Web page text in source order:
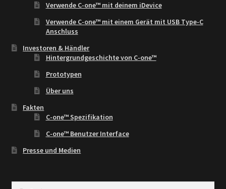
Verwende C-one™ mit deinem iDevice
Verwende C-one™ mit einem Gerät mit USB Type-C
Anschluss
Investoren & Händler
Hintergrundgeschichte von C-one™
Prototypen
Über uns
Fakten
C-one™ Spezifikation
C-one™ Benutzer Interface
Presse und Medien
Suchen